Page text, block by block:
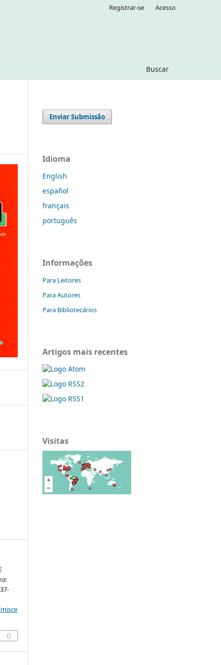
Buscar
Registrar-se Acesso
Enviar Submissão
Idioma
English
español
français
português
Informações
Para Leitores
Para Autores
Para Bibliotecários
Artigos mais recentes
Visitas